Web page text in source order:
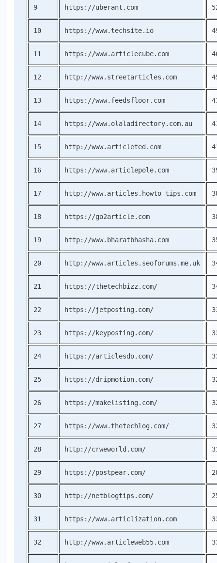
9 https://uberant.com
10 https://www.techsite.io
11 https://www.articlecube.com
12 http://www.streetarticles.com
13 https://www.feedsfloor.com
14 https://www.olaladirectory.com.au
15 http://www.articleted.com
16 https://www.articlepole.com
17 http://www.articles.howto-tips.com
18 https://go2article.com
19 http://www.bharatbhasha.com
20 http://www.articles.seoforums.me.uk
21 https://thetechbizz.com/
22 https://jetposting.com/
23 https://keyposting.com/
24 https://articlesdo.com/
25 https://dripmotion.com/
26 https://makelisting.com/
27 https://www.thetechlog.com/
28 http://crweworld.com/
29 https://postpear.com/
30 http://netblogtips.com/
31 https://www.articlization.com
32 http://www.articleweb55.com